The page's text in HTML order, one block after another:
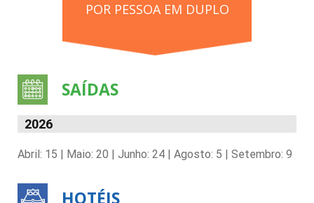
POR PESSOA EM DUPLO
SAÍDAS
2026
Abril: 15 | Maio: 20 | Junho: 24 | Agosto: 5 | Setembro: 9
HOTÉIS